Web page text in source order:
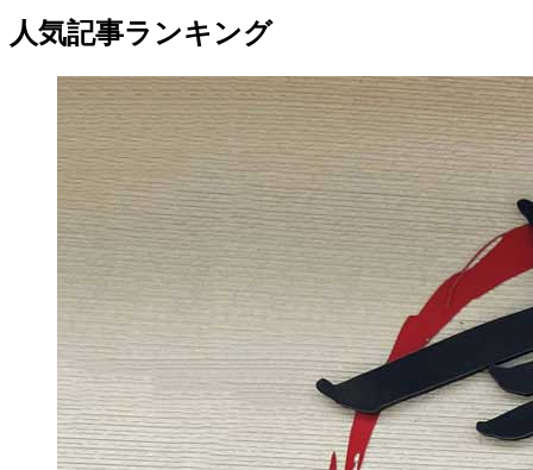
人気記事ランキング